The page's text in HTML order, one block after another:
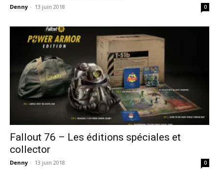
Denny - 13 juin 2018 0
Fallout 76 – Les éditions spéciales et
collector
Denny - 13 juin 2018 0